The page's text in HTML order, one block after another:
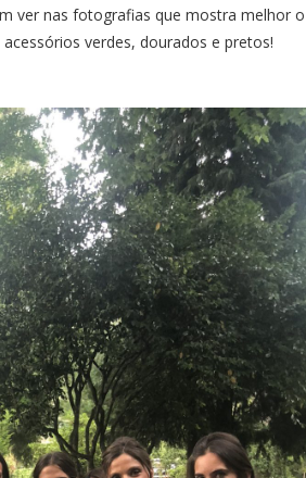
ver nas fotografias que mostra melhor o
acessórios verdes, dourados e pretos!